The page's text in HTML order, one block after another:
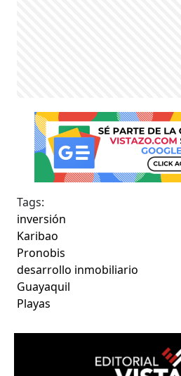
Tags:
inversión
Karibao
Pronobis
desarrollo inmobiliario
Guayaquil
Playas